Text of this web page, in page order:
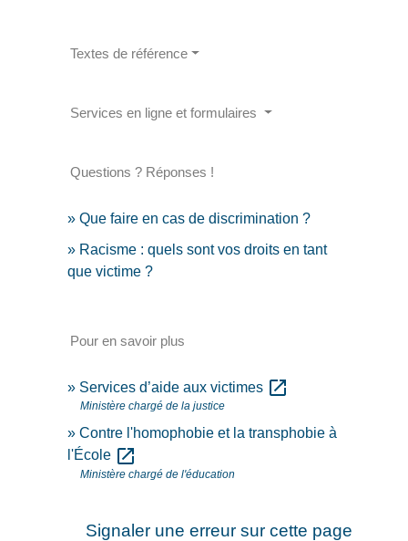
Textes de référence
Services en ligne et formulaires
Questions ? Réponses !
Que faire en cas de discrimination ?
Racisme : quels sont vos droits en tant
que victime ?
Pour en savoir plus
Services d’aide aux victimes open_in_new
Ministère chargé de la justice
Contre l'homophobie et la transphobie à
l'École open_in_new
Ministère chargé de l'éducation
Signaler une erreur sur cette page